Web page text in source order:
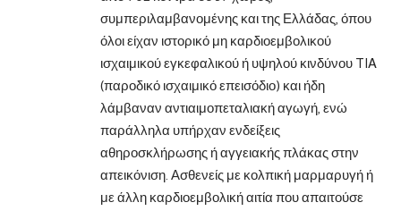
συμπεριλαμβανομένης και της Ελλάδας, όπου
όλοι είχαν ιστορικό μη καρδιοεμβολικού
ισχαιμικού εγκεφαλικού ή υψηλού κινδύνου TIA
(παροδικό ισχαιμικό επεισόδιο) και ήδη
λάμβαναν αντιαιμοπεταλιακή αγωγή, ενώ
παράλληλα υπήρχαν ενδείξεις
αθηροσκλήρωσης ή αγγειακής πλάκας στην
απεικόνιση. Ασθενείς με κολπική μαρμαρυγή ή
με άλλη καρδιοεμβολική αιτία που απαιτούσε